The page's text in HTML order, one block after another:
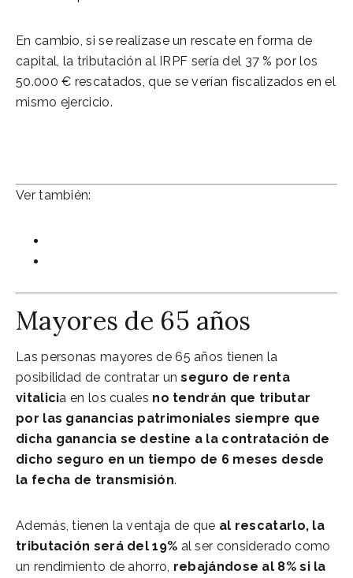
En cambio, si se realizase un rescate en forma de
capital, la tributación al IRPF sería del 37 % por los
50.000 € rescatados, que se verían fiscalizados en el
mismo ejercicio.
Ver también:
Mayores de 65 años
Las personas mayores de 65 años tienen la
posibilidad de contratar unseguro de renta
vitalicia en los cuales no tendrán que tributar
por las ganancias patrimoniales siempre que
dicha ganancia se destine a la contratación de
dicho seguro en un tiempo de 6 meses desde
la fecha de transmisión.
Además, tienen la ventaja de que al rescatarlo, la
tributación será del 19% al ser considerado como
un rendimiento de ahorro, rebajándose al 8% si la